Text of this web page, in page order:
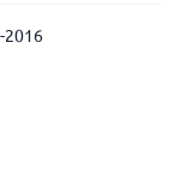
2016